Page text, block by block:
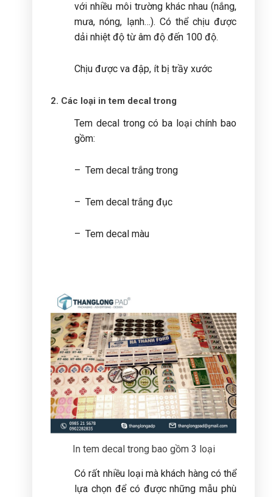
với nhiều môi trường khác nhau (nắng,
mưa, nóng, lạnh…). Có thể chịu được
dải nhiệt độ từ âm độ đến 100 độ.
Chịu được va đập, ít bị trầy xước
2. Các loại in tem decal trong
Tem decal trong có ba loại chính bao
gồm:
– Tem decal trắng trong
– Tem decal trắng đục
– Tem decal màu
In tem decal trong bao gồm 3 loại
Có rất nhiều loại mà khách hàng có thể
lựa chọn để có được những mẫu phù